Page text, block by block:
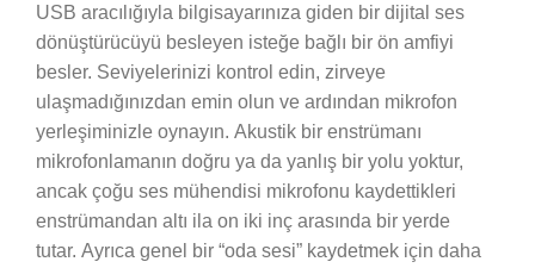
USB aracılığıyla bilgisayarınıza giden bir dijital ses
dönüştürücüyü besleyen isteğe bağlı bir ön amfiyi
besler. Seviyelerinizi kontrol edin, zirveye
ulaşmadığınızdan emin olun ve ardından mikrofon
yerleşiminizle oynayın. Akustik bir enstrümanı
mikrofonlamanın doğru ya da yanlış bir yolu yoktur,
ancak çoğu ses mühendisi mikrofonu kaydettikleri
enstrümandan altı ila on iki inç arasında bir yerde
tutar. Ayrıca genel bir “oda sesi” kaydetmek için daha